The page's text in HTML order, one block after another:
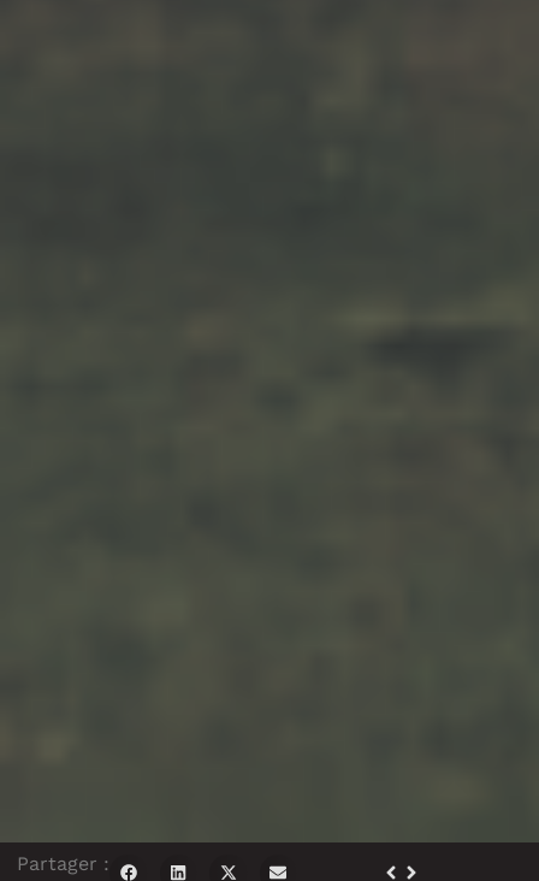
Partager :